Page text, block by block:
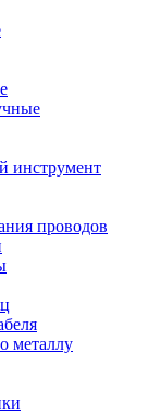
инструмент
проводов
металлу